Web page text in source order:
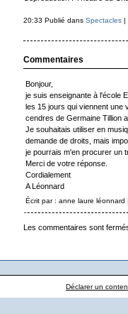
20:33 Publié dans Spectacles|
Commentaires
Bonjour,
je suis enseignante à l'école
les 15 jours qui viennent une
cendres de Germaine Tillion
Je souhaitais utiliser en
demande de droits, mais
je pourrais m'en procurer un
Merci de votre réponse.
Cordialement
A Léonnard
Écrit par : anne laure léonnard
Les commentaires sont
Déclarer un